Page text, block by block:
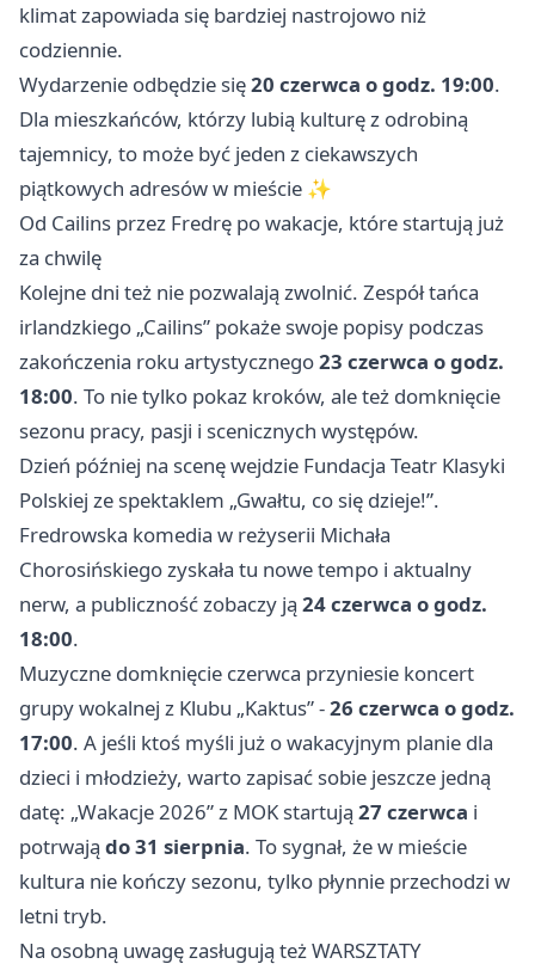
klimat zapowiada się bardziej nastrojowo niż
codziennie.
Wydarzenie odbędzie się20 czerwca o godz. 19:00.
Dla mieszkańców, którzy lubią kulturę z odrobiną
tajemnicy, to może być jeden z ciekawszych
piątkowych adresów w mieście ✨
Od Cailins przez Fredrę po wakacje, które startują już
za chwilę
Kolejne dni też nie pozwalają zwolnić. Zespół tańca
irlandzkiego „Cailins” pokaże swoje popisy podczas
zakończenia roku artystycznego23 czerwca o godz.
18:00. To nie tylko pokaz kroków, ale też domknięcie
sezonu pracy, pasji i scenicznych występów.
Dzień później na scenę wejdzie Fundacja Teatr Klasyki
Polskiej ze spektaklem „Gwałtu, co się dzieje!”.
Fredrowska komedia w reżyserii Michała
Chorosińskiego zyskała tu nowe tempo i aktualny
nerw, a publiczność zobaczy ją 24 czerwca o godz.
18:00.
Muzyczne domknięcie czerwca przyniesie koncert
grupy wokalnej z Klubu „Kaktus” -26 czerwca o godz.
17:00. A jeśli ktoś myśli już o wakacyjnym planie dla
dzieci i młodzieży, warto zapisać sobie jeszcze jedną
datę: „Wakacje 2026” z MOK startują 27 czerwca i
potrwają do 31 sierpnia. To sygnał, że w mieście
kultura nie kończy sezonu, tylko płynnie przechodzi w
letni tryb.
Na osobną uwagę zasługują też WARSZTATY